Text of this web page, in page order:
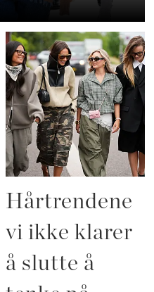
Hårtrendene
vi ikke klarer
å slutte å